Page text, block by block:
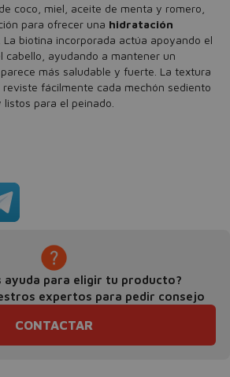
coco, miel, aceite de menta y romero,
para ofrecer una hidratación
biotina incorporada actúa apoyando el
cabello, ayudando a mantener un
más saludable y fuerte. La textura
fácilmente cada mechón sediento
para el peinado.
ayuda para eligir tu producto?
expertos para pedir consejo
CONTACTAR